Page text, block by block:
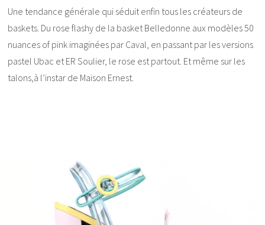
Une tendance générale qui séduit enfin tous les créateurs de
baskets. Du rose flashy de la basket Belledonne aux modèles 50
nuances of pink imaginées par Caval, en passant par les versions
pastel Ubac et ER Soulier, le rose est partout. Et même sur les
talons,à l’instar de Maison Ernest.